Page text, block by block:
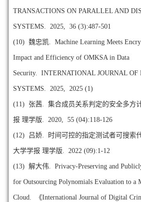
TRANSACTIONS ON PARALLEL AND
SYSTEMS. 2025, 36 (3):487-501
(10) 魏忠凯. Machine Learning Meets
Impact and Efficiency of OMKSA in Data
Security. INTERNATIONAL JOURNAL
SYSTEMS. 2025, 2025 (1)
(11) 张茜. 集合成员关系判定的安全多方
报 理学版. 2020, 55 (04):118-126
(12) 吕娇. 时间可控的指定测试者可搜索
大学学报 理学版. 2022 (09):1-12
(13) 解大伟. Privacy-Preserving and
for Outsourcing Polynomials Evaluation to a
Cloud. 《International Journal of Digital